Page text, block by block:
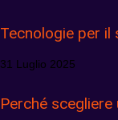
Tecnologie per
31 Luglio 2025
Perché